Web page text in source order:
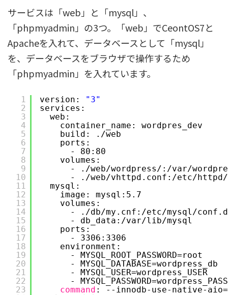
サービスは「web」と「mysql」、
「phpmyadmin」の3つ。「web」でCeontOS7と
Apacheを入れて、データベースとして「mysql」
を、データベースをブラウザで操作するため
「phpmyadmin」を入れています。
1
2
3
4
5
6
7
8
9
10
11
12
13
14
15
16
17
18
19
20
21
22
23
version:
"3"
services:
web:
container_name: wordpres_dev
build: . /web
ports:
- 80:80
volumes:
- . /web/wordpress/ : /var/
- . /web/vhttpd .conf: /etc/httpd/
mysql:
image: mysql:5.7
volumes:
- . /db/my .cnf: /etc/mysql/conf .d
- db_data: /var/lib/mysql
ports:
- 3306:3306
environment:
- MYSQL_ROOT_PASSWORD=root
- MYSQL_DATABASE=wordpress_db
- MYSQL_USER=wordpress_USER
- MYSQL_PASSWORD=wordpress_PASS
command : --innodb-use-native-